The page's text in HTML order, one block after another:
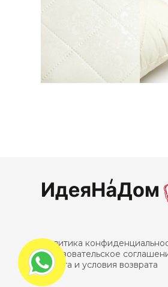
Политика
Пользовательское
Оплата и условия возврата